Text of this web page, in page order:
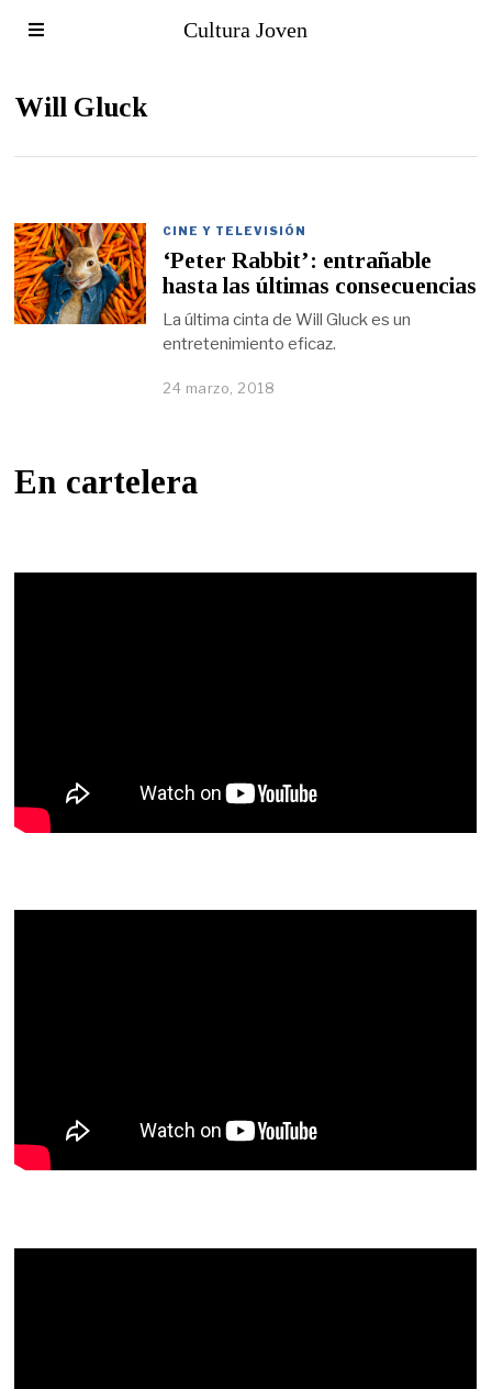
Cultura Joven
Will Gluck
CINE Y TELEVISIÓN
‘Peter Rabbit’: entrañable
hasta las últimas consecuencias
La última cinta de Will Gluck es un
entretenimiento eficaz.
24 marzo, 2018
En cartelera